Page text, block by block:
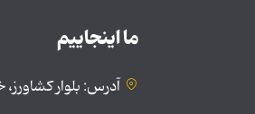
ما اینجاییم
آدرس: بلوار